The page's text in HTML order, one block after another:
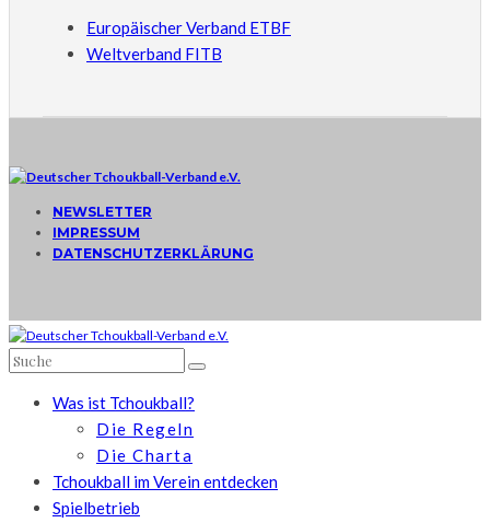
Europäischer Verband ETBF
Weltverband FITB
NEWSLETTER
IMPRESSUM
DATENSCHUTZERKLÄRUNG
Was ist Tchoukball?
Die Regeln
Die Charta
Tchoukball im Verein entdecken
Spielbetrieb